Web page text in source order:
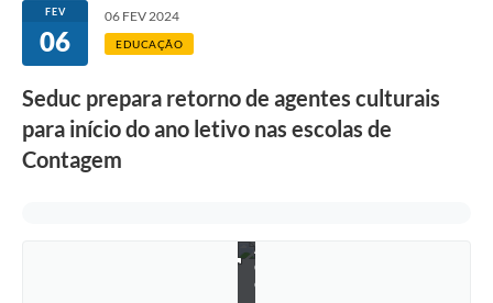
FEV
06
06 FEV 2024
EDUCAÇÃO
Seduc prepara retorno de agentes culturais
para início do ano letivo nas escolas de
Contagem
A
d
e